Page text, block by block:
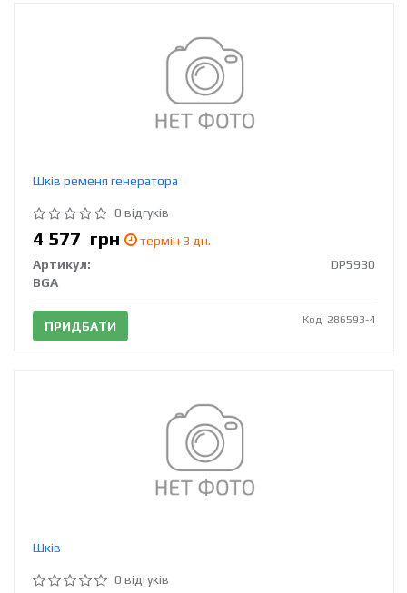
Шків ременя генератора
0 відгуків
4 577 грн
термін 3 дн.
Артикул:
DP5930
BGA
ПРИДБАТИ Код: 286593-4
Шків
0 відгуків